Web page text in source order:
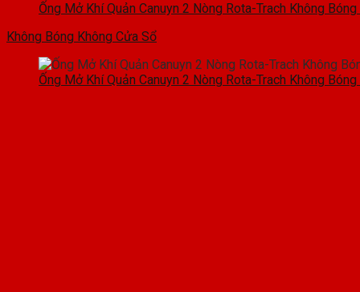
Ống Mở Khí Quản Canuyn 2 Nòng Rota-Trach Không
Không Bóng Không Cửa Sổ
Ống Mở Khí Quản Canuyn 2 Nòng Rota-Trach Không